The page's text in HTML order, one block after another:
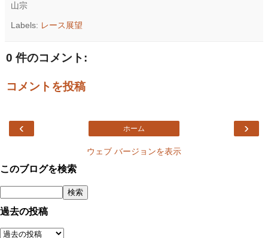
山宗
Labels: レース展望
0 件のコメント:
コメントを投稿
‹ ›
ホーム
ウェブ バージョンを表示
このブログを検索
過去の投稿